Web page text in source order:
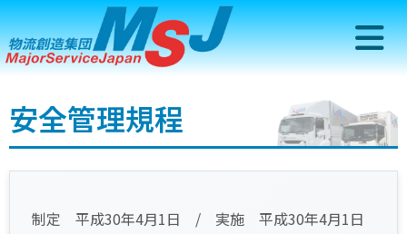
安全管理規程
制定 平成30年4月1日 / 実施 平成30年4月1日